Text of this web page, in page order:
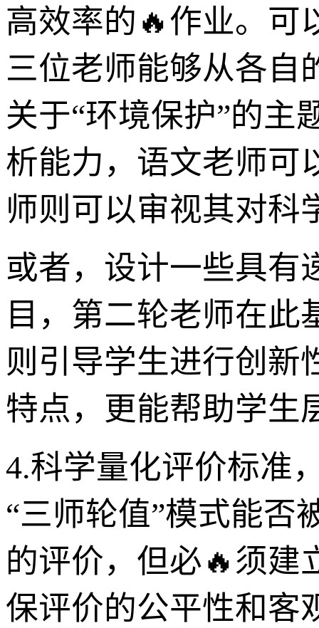
高效率的🔥作业。可
三位老师能够从各自
关于“环境保护”的主
析能力，语文老师可
师则可以审视其对科
或者，设计一些具有
目，第二轮老师在
则引导学生进行创新
特点，更能帮助学生
4.科学量化评价标准
“三师轮值”模式能否
的评价，但必🔥须建
保评价的公平性和客